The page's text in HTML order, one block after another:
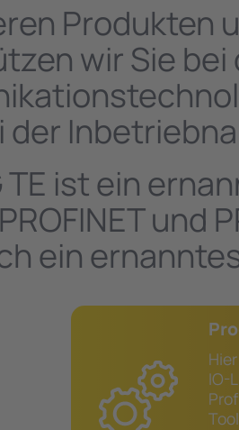
Produkten
wir Sie
der
TE ist ein
und
ein
IO-